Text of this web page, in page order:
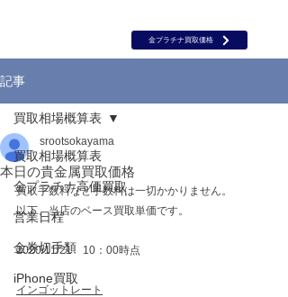
金プラチナ買取価格
記事
買取相場概算表
金プラチナ高価買取
営業日程
金券切手類
iPhone買取
買取相場概算表
本日の貴金属買取価格
srootsokayama
買取手数料など手数料は一切かかりません。
以下、当店のベース買取単価です。
2020/11/21　10：00時点
インゴットレート